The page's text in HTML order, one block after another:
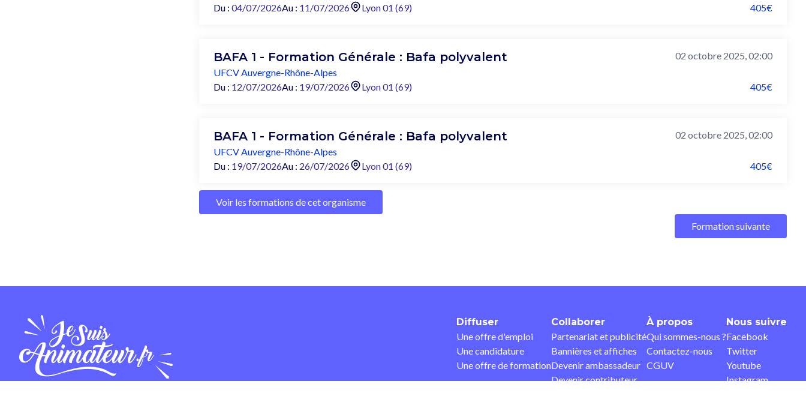
Du : 04/07/2026Au : 11/07/2026 Lyon 01 (69) 405€
BAFA 1 - Formation Générale : Bafa polyvalent
02 octobre 2025, 02:00
UFCV Auvergne-Rhône-Alpes
Du : 12/07/2026Au : 19/07/2026 Lyon 01 (69) 405€
BAFA 1 - Formation Générale : Bafa polyvalent
02 octobre 2025, 02:00
UFCV Auvergne-Rhône-Alpes
Du : 19/07/2026Au : 26/07/2026 Lyon 01 (69) 405€
Voir les formations de cet organisme
Formation suivante
Diffuser
Une offre d'emploi
Une candidature
Une offre de formation
Collaborer
Partenariat et publicité
Bannières et affiches
Devenir ambassadeur
Devenir contributeur
À propos
Qui sommes-nous ?
Contactez-nous
CGUV
Nous suivre
Facebook
Twitter
Youtube
Instagram